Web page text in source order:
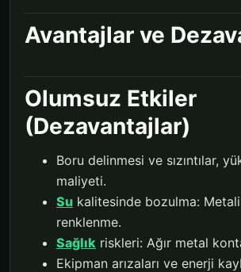
Avantajlar ve
Olumsuz Etkiler
(Dezavantajlar)
Boru delinmesi ve sızıntılar,
maliyeti.
Su kalitesinde bozulma:
renklenme.
Sağlık riskleri: Ağır metal
Ekipman arızaları ve enerji